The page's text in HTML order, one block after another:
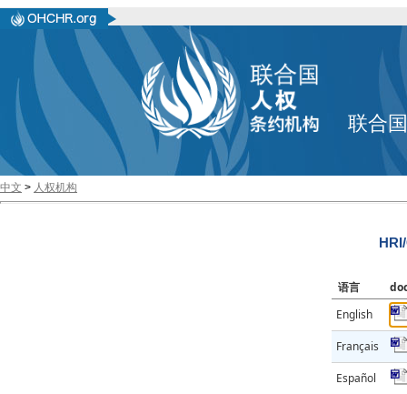
联合
中文 > 人权机构
语言
English
Français
Español